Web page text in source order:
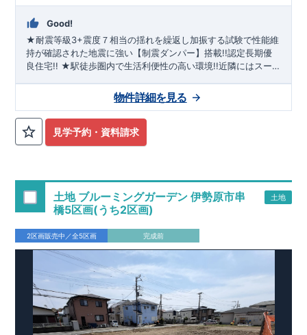
Good!
★耐震等級3+震度７相当の揺れを繰返し加振する試験で性能維
持が確認された地震に強い【制震ダンパー】搭載!!認定長期優
良住宅!! ★駅徒歩圏内で生活利便性の高い環境!!近隣にはスー
トイン食洗機】・【浴室換気乾燥機】・【宅配ボックス】・
【スマートサニタリー】等ワンランク上の仕様を標準装備!!
見学予約・資料請求
物件詳細を見る
土地 ブルーミングガーデン 伊勢原市串
橋5区画(うち2区画)
土地
2区画販売中／全5区画 完成前